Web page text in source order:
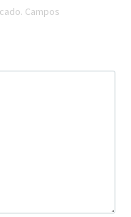
Campos